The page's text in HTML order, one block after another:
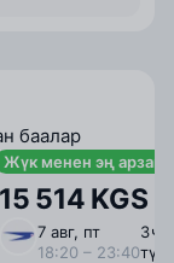
баалар
Жүк менен эң арзан
15 514 KGS
7 авг, пт
18:20 – 23:40
3 ⁠ч
түз